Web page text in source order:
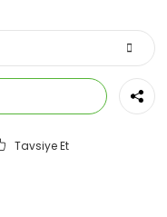
Tavsiye Et